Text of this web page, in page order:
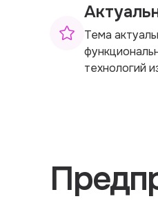
Тема
технологий